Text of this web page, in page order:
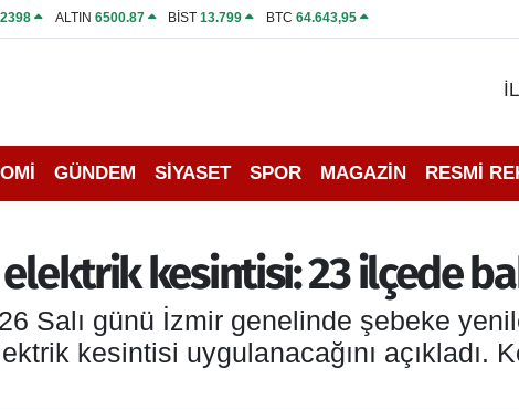
ALTIN 6500.87 BİST13.799 BTC 64.643,95
GÜNDEM SİYASET SPOR MAGAZİN RESMİ
elektrik kesintisi: 23 ilçede
Salı günü İzmir genelinde şebeke
kesintisi uygulanacağını açıkladı.